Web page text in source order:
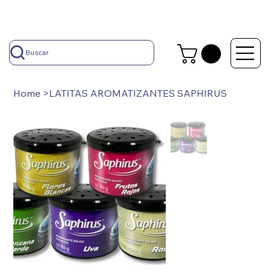
Buscar
Home >LATITAS AROMATIZANTES SAPHIRUS